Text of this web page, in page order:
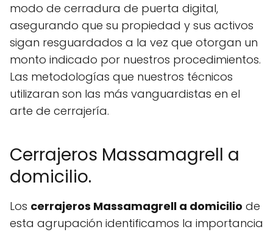
modo de cerradura de puerta digital,
asegurando que su propiedad y sus activos
sigan resguardados a la vez que otorgan un
monto indicado por nuestros procedimientos.
Las metodologías que nuestros técnicos
utilizaran son las más vanguardistas en el
arte de cerrajería.
Cerrajeros Massamagrell a
domicilio.
Los cerrajeros Massamagrell a domicilio de
esta agrupación identificamos la importancia